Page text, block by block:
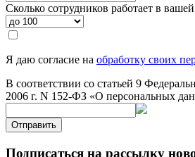
Сколько сотрудников работает в
Я даю согласие на обработку своих
В соответствии со статьей 9
2006 г. N 152-ФЗ «О персональных
Отправить
Подписаться на рассылку